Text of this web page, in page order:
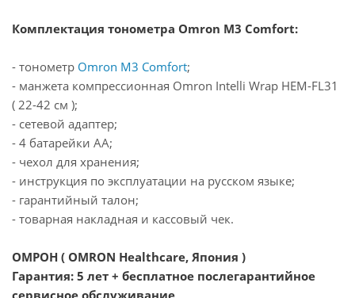
Комплектация тонометра Omron M3 Comfort:
- тонометр Omron M3 Comfort;
- манжета компрессионная Omron Intelli Wrap HEM-FL31
( 22-42 см );
- сетевой адаптер;
- 4 батарейки АА;
- чехол для хранения;
- инструкция по эксплуатации на русском языке;
- гарантийный талон;
- товарная накладная и кассовый чек.
ОМРОН ( OMRON Healthcare, Япония )
Гарантия: 5 лет + бесплатное послегарантийное
сервисное обслуживание